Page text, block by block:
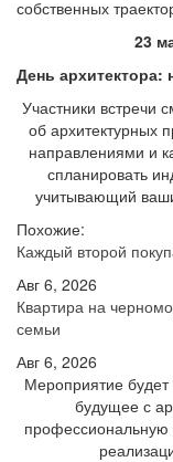
собственных
23
День архитектора:
Участники встречи
об архитектурных
направлениями и
спланировать
учитывающий
Похожие:
Каждый второй
Авг 6, 2026
Квартира на
семьи
Авг 6, 2026
Мероприятие будет
будущее с